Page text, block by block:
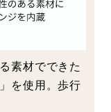
素材でできた
を使用。歩行